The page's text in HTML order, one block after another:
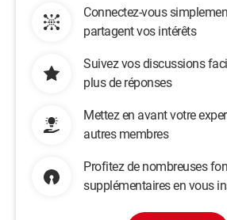
Connectez-vous
partagent vos intérêts
Suivez vos discussions
plus de réponses
Mettez en avant votre
autres membres
Profitez de nombreuses
supplémentaires en vous